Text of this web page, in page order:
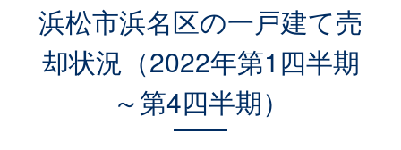
浜松市浜名区の一戸建て売
却状況（2022年第1四半期
～第4四半期）